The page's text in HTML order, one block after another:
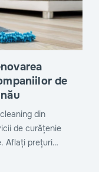
de
din
de curățenie
Aflați prețuri